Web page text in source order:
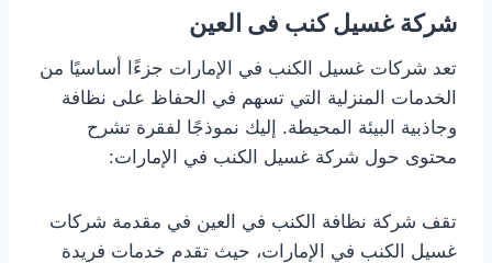
شركة غسيل كنب فى العين
تعد شركات غسيل الكنب في الإمارات جزءًا أساسيًا من
الخدمات المنزلية التي تسهم في الحفاظ على نظافة
وجاذبية البيئة المحيطة. إليك نموذجًا لفقرة تشرح
محتوى حول شركة غسيل الكنب في الإمارات:
تقف شركة نظافة الكنب في العين في مقدمة شركات
غسيل الكنب في الإمارات، حيث تقدم خدمات فريدة